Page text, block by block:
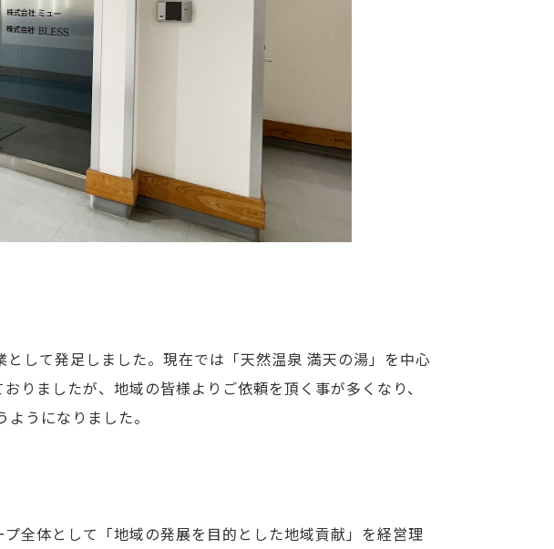
して発足しました。現在では「天然温泉 満天の湯」を中心
りましたが、地域の皆様よりご依頼を頂く事が多くなり、
うになりました。
全体として「地域の発展を目的とした地域貢献」を経営理